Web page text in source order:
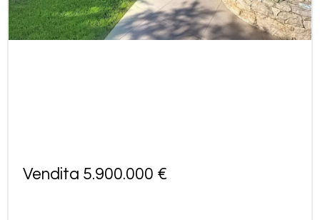
Vendita 5.900.000 €